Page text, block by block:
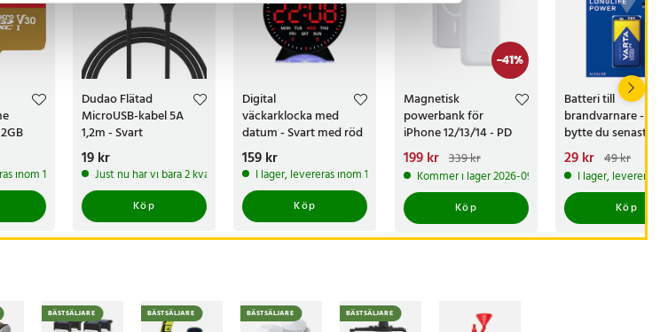
inom 1-2 vardagar
Dudao Flätad
MicroUSB-kabel 5A
1,2m - Svart
Pris:19 kr
19 kr
Just nu har vi bara 2 kvar av denna produkt
Köp
Digital
väckarklocka med
datum - Svart med röd
LED
Pris :159 kr
159 kr
I lager, levereras inom 1-2 vardagar
Köp
-41%
Magnetisk
powerbank för
iPhone 12/13/14 - PD
20W 5000 mAh
Nuvarande pris
199 krTidigare pris:
339 kr
199 kr 339 kr
Kommer i lager 2026-09-19
Köp
Batteri till
brandvarnare -
bytte du senast?
Nuvarande pris
29 krTidigare pris
29 kr 49 kr
I lager,
Köp
BÄSTSÄLJARE BÄSTSÄLJARE BÄSTSÄLJARE BÄSTSÄLJARE